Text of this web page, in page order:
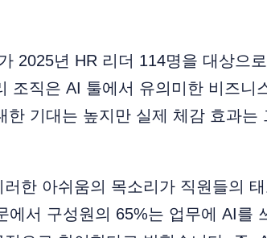
2025년 HR 리더 114명을 대상으
조직은 AI 툴에서 유의미한 비즈니
한 기대는 높지만 실제 체감 효과
한 아쉬움의 목소리가 직원들의
에서 구성원의 65%는 업무에 AI를